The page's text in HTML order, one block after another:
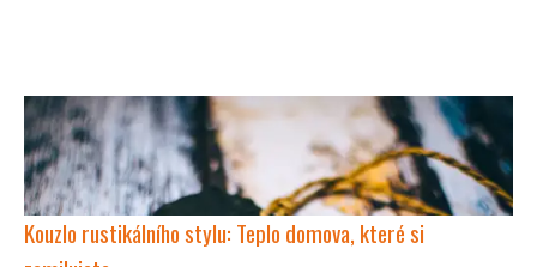
Kouzlo rustikálního stylu: Teplo domova, které si